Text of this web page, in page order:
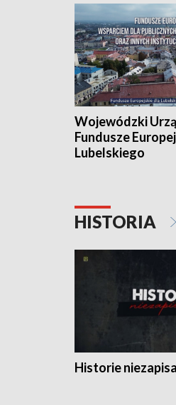
Wojewódzki
Fundusze
Lubelskiego
HISTORIA
Historie